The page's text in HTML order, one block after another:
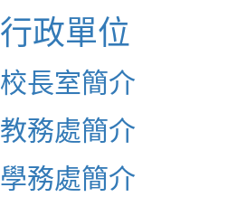
行政單位
校長室簡介
教務處簡介
學務處簡介